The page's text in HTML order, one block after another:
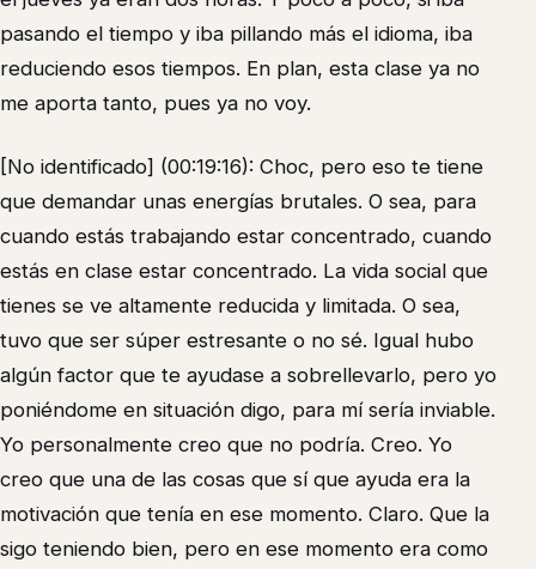
pasando el tiempo y iba pillando más el idioma, iba
reduciendo esos tiempos. En plan, esta clase ya no
me aporta tanto, pues ya no voy.
[No identificado] (00:19:16): Choc, pero eso te tiene
que demandar unas energías brutales. O sea, para
cuando estás trabajando estar concentrado, cuando
estás en clase estar concentrado. La vida social que
tienes se ve altamente reducida y limitada. O sea,
tuvo que ser súper estresante o no sé. Igual hubo
algún factor que te ayudase a sobrellevarlo, pero yo
poniéndome en situación digo, para mí sería inviable.
Yo personalmente creo que no podría. Creo. Yo
creo que una de las cosas que sí que ayuda era la
motivación que tenía en ese momento. Claro. Que la
sigo teniendo bien, pero en ese momento era como